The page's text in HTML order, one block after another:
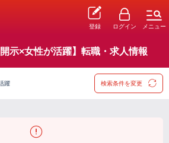
登録 ログイン メニュー
示×女性が活躍】転職・求人情報
躍 検索条件を変更